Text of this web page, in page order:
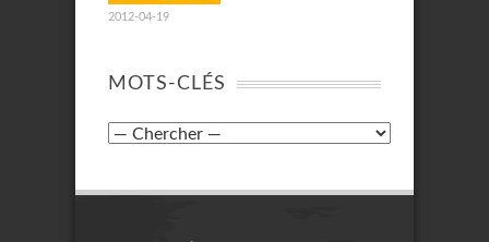
2012-04-19
MOTS-CLÉS